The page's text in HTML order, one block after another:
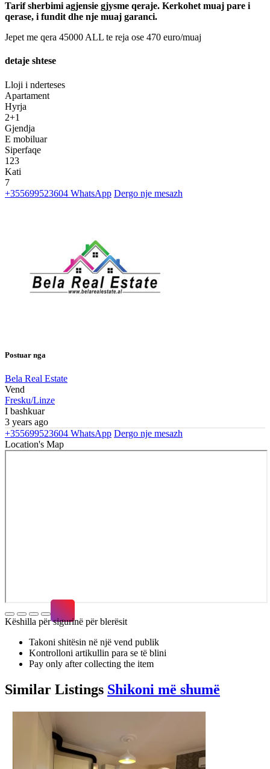
Tarif sherbimi agjensie gjysme qeraje. Kerkohet muaj pare i
qerase, i fundit dhe nje muaj garanci.
Jepet me qera 45000 ALL te reja ose 470 euro/muaj
detaje shtese
Lloji i nderteses
Apartament
Hyrja
2+1
Gjendja
E mobiluar
Siperfaqe
123
Kati
7
+355699523604 WhatsApp Dergo nje mesazh
Postuar nga
Bela Real Estate
Vend
Fresku/Linze
I bashkuar
3 years ago
+355699523604 WhatsApp Dergo nje mesazh
Location's Map
Këshilla për sigurinë për blerësit
Takoni shitësin në një vend publik
Kontrolloni artikullin para se të blini
Pay only after collecting the item
Similar Listings Shikoni më shumë